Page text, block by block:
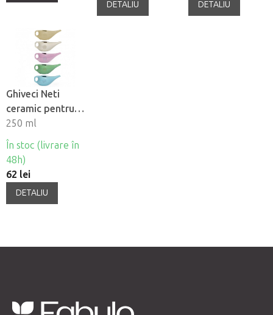
DETALIU DETALIU
Ghiveci Neti
ceramic pentru
irigare nazalã
250 ml
În stoc (livrare în
48h)
62 lei
DETALIU